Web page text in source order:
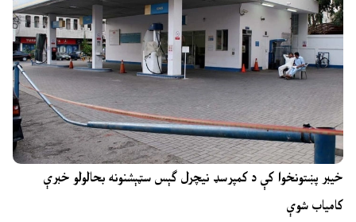
خیبر پښتونخوا کې د کمپرسډ نیچرل ګېس سټېشنونه بحالولو خبرې
کامیاب شوې